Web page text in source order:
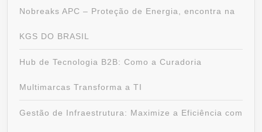
Nobreaks APC – Proteção de Energia, encontra na
KGS DO BRASIL
Hub de Tecnologia B2B: Como a Curadoria
Multimarcas Transforma a TI
Gestão de Infraestrutura: Maximize a Eficiência com